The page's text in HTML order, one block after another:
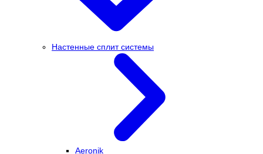
Настенные сплит системы
Aeronik